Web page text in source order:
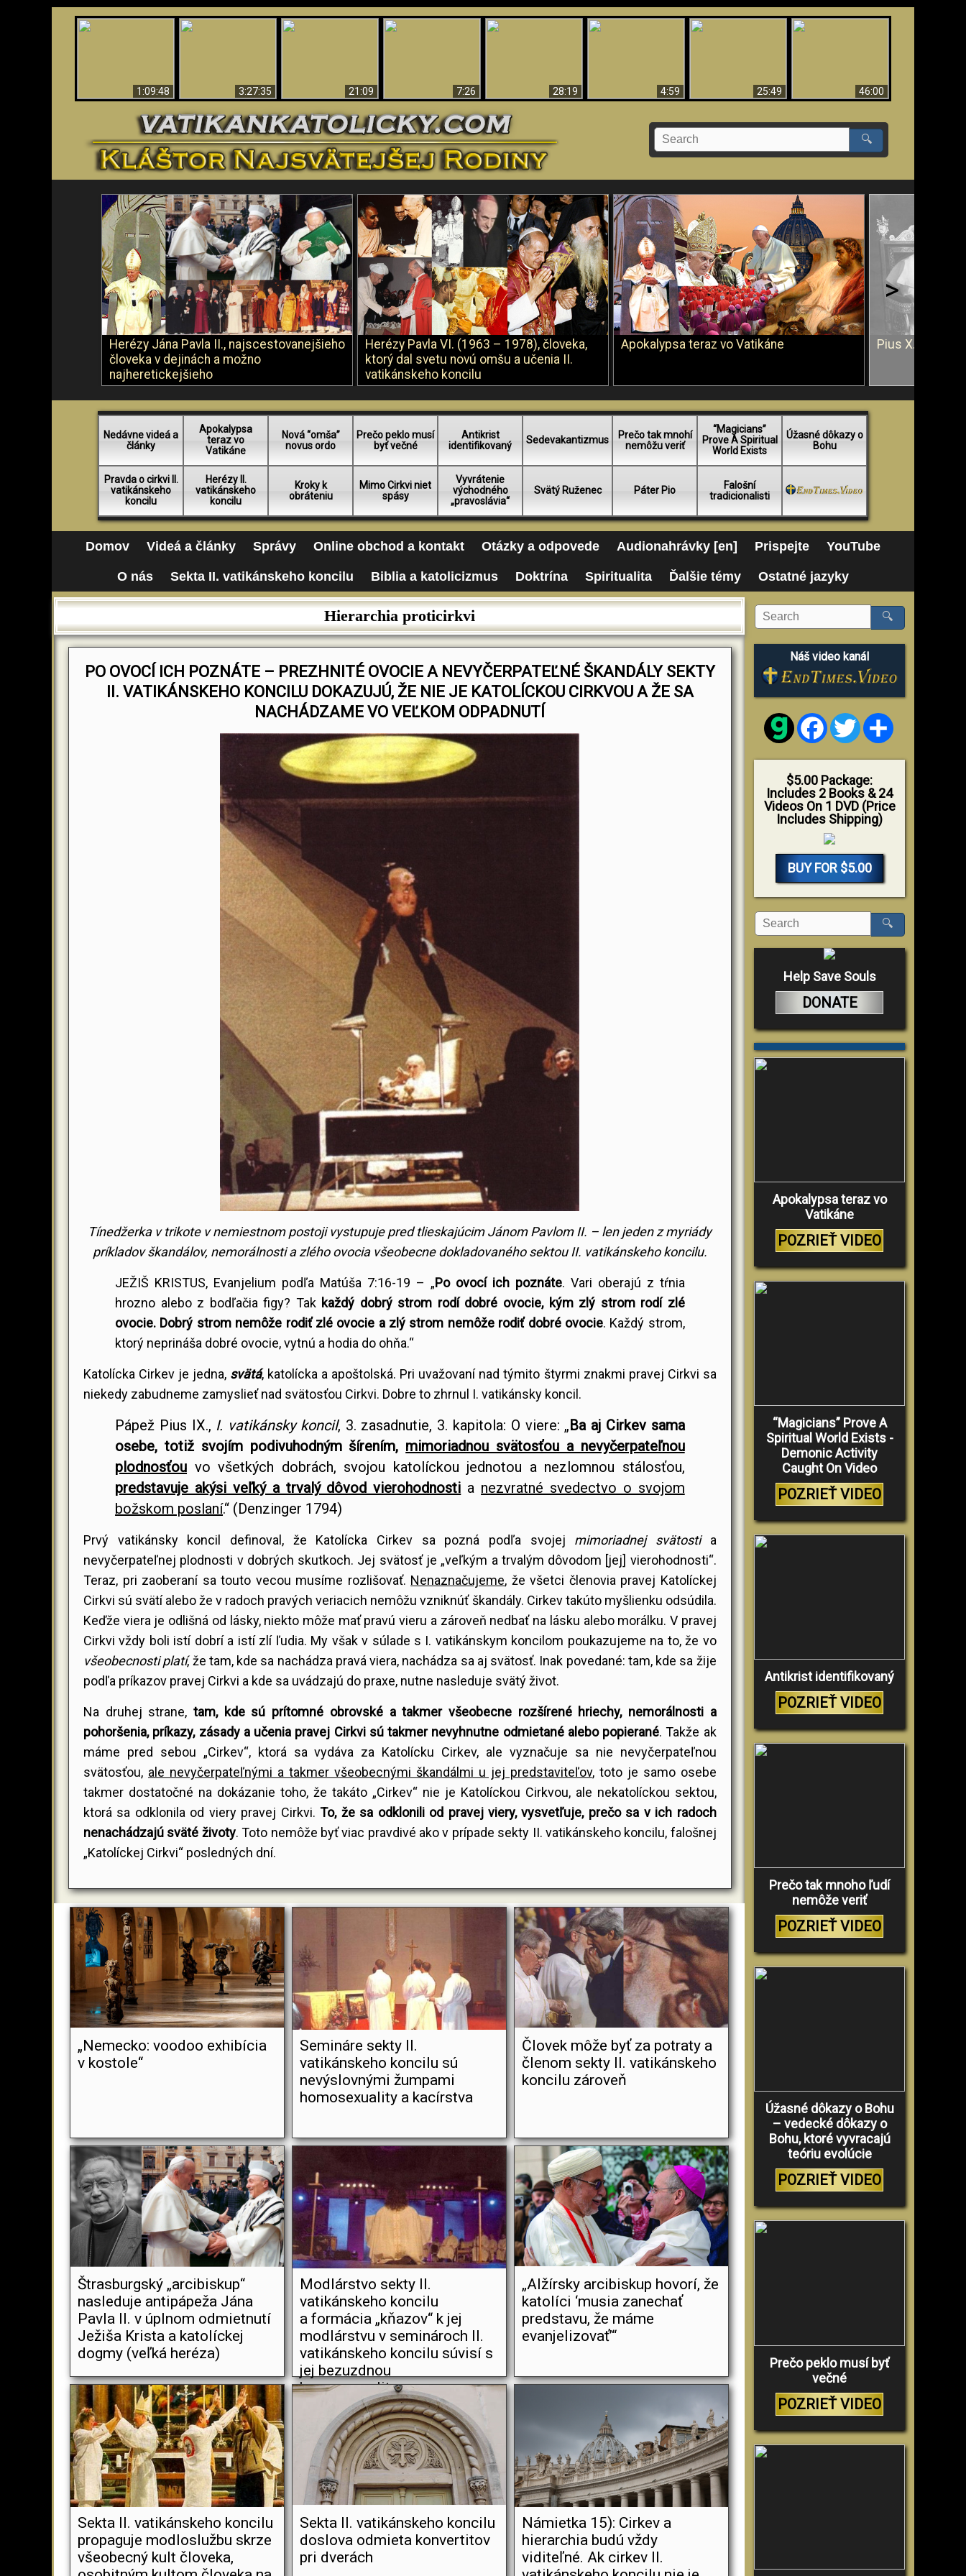
1:09:48 3:27:35
21:09
7:26 28:19
4:59
25:49 46:00
🔍
Herézy Jána Pavla II., najscestovanejšieho
človeka v dejinách a možno
najheretickejšieho
Herézy Pavla VI. (1963 – 1978), človeka,
ktorý dal svetu novú omšu a učenia II.
vatikánskeho koncilu
Apokalypsa teraz vo Vatikáne Pius X. vs. Ján
>
Nedávne videá a
články
Apokalypsa
teraz vo
Vatikáne
Nová “omša”
novus ordo
Prečo peklo musí
byť večné
Antikrist
identifikovaný
Sedevakantizmus
Prečo tak mnohí
nemôžu veriť
“Magicians”
Prove A Spiritual
World Exists
Úžasné dôkazy o
Bohu
Pravda o cirkvi II.
vatikánskeho
koncilu
Herézy II.
vatikánskeho
koncilu
Kroky k
obráteniu
Mimo Cirkvi niet
spásy
Vyvrátenie
východného
„pravoslávia“
Svätý Ruženec Páter Pio
Falošní
tradicionalisti
Domov Videá a články Správy Online obchod a kontakt Otázky a odpovede Audionahrávky [en] Prispejte YouTube
O nás Sekta II. vatikánskeho koncilu Biblia a katolicizmus Doktrína Spiritualita Ďalšie témy Ostatné jazyky
Hierarchia proticirkvi
PO OVOCÍ ICH POZNÁTE – PREZHNITÉ OVOCIE A NEVYČERPATEĽNÉ ŠKANDÁLY SEKTY
II. VATIKÁNSKEHO KONCILU DOKAZUJÚ, ŽE NIE JE KATOLÍCKOU CIRKVOU A ŽE SA
NACHÁDZAME VO VEĽKOM ODPADNUTÍ
Tínedžerka v trikote v nemiestnom postoji vystupuje pred tlieskajúcim Jánom Pavlom II. – len jeden z myriády
príkladov škandálov, nemorálnosti a zlého ovocia všeobecne dokladovaného sektou II. vatikánskeho koncilu.
JEŽIŠ KRISTUS, Evanjelium podľa Matúša 7:16-19 – „Po ovocí ich poznáte. Vari oberajú z tŕnia
hrozno alebo z bodľačia figy? Tak každý dobrý strom rodí dobré ovocie, kým zlý strom rodí zlé
ovocie. Dobrý strom nemôže rodiť zlé ovocie a zlý strom nemôže rodiť dobré ovocie. Každý strom,
ktorý neprináša dobré ovocie, vytnú a hodia do ohňa.“
Katolícka Cirkev je jedna, svätá, katolícka a apoštolská. Pri uvažovaní nad týmito štyrmi znakmi pravej Cirkvi sa
niekedy zabudneme zamyslieť nad svätosťou Cirkvi. Dobre to zhrnul I. vatikánsky koncil.
Pápež Pius IX., I. vatikánsky koncil, 3. zasadnutie, 3. kapitola: O viere: „Ba aj Cirkev sama
osebe, totiž svojím podivuhodným šírením, mimoriadnou svätosťou a nevyčerpateľnou
plodnosťou vo všetkých dobrách, svojou katolíckou jednotou a nezlomnou stálosťou,
predstavuje akýsi veľký a trvalý dôvod vierohodnosti a nezvratné svedectvo o svojom
božskom poslaní.“ (Denzinger 1794)
Prvý vatikánsky koncil definoval, že Katolícka Cirkev sa pozná podľa svojej mimoriadnej svätosti a
nevyčerpateľnej plodnosti v dobrých skutkoch. Jej svätosť je „veľkým a trvalým dôvodom [jej] vierohodnosti“.
Teraz, pri zaoberaní sa touto vecou musíme rozlišovať. Nenaznačujeme, že všetci členovia pravej Katolíckej
Cirkvi sú svätí alebo že v radoch pravých veriacich nemôžu vzniknúť škandály. Cirkev takúto myšlienku odsúdila.
Keďže viera je odlišná od lásky, niekto môže mať pravú vieru a zároveň nedbať na lásku alebo morálku. V pravej
Cirkvi vždy boli istí dobrí a istí zlí ľudia. My však v súlade s I. vatikánskym koncilom poukazujeme na to, že vo
všeobecnosti platí, že tam, kde sa nachádza pravá viera, nachádza sa aj svätosť. Inak povedané: tam, kde sa žije
podľa príkazov pravej Cirkvi a kde sa uvádzajú do praxe, nutne nasleduje svätý život.
Na druhej strane,tam, kde sú prítomné obrovské a takmer všeobecne rozšírené hriechy, nemorálnosti a
pohoršenia, príkazy, zásady a učenia pravej Cirkvi sú takmer nevyhnutne odmietané alebo popierané. Takže ak
máme pred sebou „Cirkev“, ktorá sa vydáva za Katolícku Cirkev, ale vyznačuje sa nie nevyčerpateľnou
svätosťou, ale nevyčerpateľnými a takmer všeobecnými škandálmi u jej predstaviteľov, toto je samo osebe
takmer dostatočné na dokázanie toho, že takáto „Cirkev“ nie je Katolíckou Cirkvou, ale nekatolíckou sektou,
ktorá sa odklonila od viery pravej Cirkvi.To, že sa odklonili od pravej viery, vysvetľuje, prečo sa v ich radoch
nenachádzajú sväté životy. Toto nemôže byť viac pravdivé ako v prípade sekty II. vatikánskeho koncilu, falošnej
„Katolíckej Cirkvi“ posledných dní.
„Nemecko: voodoo exhibícia
v kostole“
Semináre sekty II.
vatikánskeho koncilu sú
nevýslovnými žumpami
homosexuality a kacírstva
Človek môže byť za potraty a
členom sekty II. vatikánskeho
koncilu zároveň
Štrasburgský „arcibiskup“
nasleduje antipápeža Jána
Pavla II. v úplnom odmietnutí
Ježiša Krista a katolíckej
dogmy (veľká heréza)
Modlárstvo sekty II.
vatikánskeho koncilu
a formácia „kňazov“ k jej
modlárstvu v seminároch II.
vatikánskeho koncilu súvisí s
jej bezuzdnou
homosexualitou
„Alžírsky arcibiskup hovorí, že
katolíci ‘musia zanechať
predstavu, že máme
evanjelizovať’“
Sekta II. vatikánskeho koncilu
propaguje modloslužbu skrze
všeobecný kult človeka,
Sekta II. vatikánskeho koncilu
doslova odmieta konvertitov
pri dverách
Námietka 15): Cirkev a
hierarchia budú vždy
viditeľné. Ak cirkev II.
🔍
Náš video kanál
FacebookTwitter
$5.00 Package:
Includes 2 Books & 24
Videos On 1 DVD (Price
Includes Shipping)
BUY FOR $5.00
🔍
Help Save Souls
DONATE
Apokalypsa teraz vo
Vatikáne
POZRIEŤ VIDEO
“Magicians” Prove A
Spiritual World Exists -
Demonic Activity
Caught On Video
POZRIEŤ VIDEO
Antikrist identifikovaný
POZRIEŤ VIDEO
Prečo tak mnoho ľudí
nemôže veriť
POZRIEŤ VIDEO
Úžasné dôkazy o Bohu
– vedecké dôkazy o
Bohu, ktoré vyvracajú
teóriu evolúcie
POZRIEŤ VIDEO
Prečo peklo musí byť
večné
POZRIEŤ VIDEO